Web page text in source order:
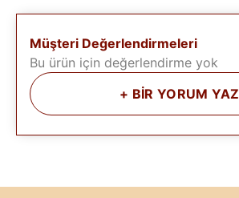
Müşteri Değerlendirmeleri
Bu ürün için değerlendirme yok
+ BİR YORUM YAZ